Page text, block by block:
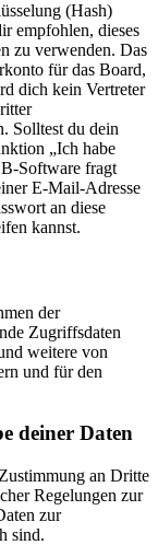
(Hash)
empfohlen, dieses
zu verwenden. Das
für das Board,
dich kein Vertreter
Solltest du dein
„Ich habe
Software fragt
E-Mail-Adresse
an diese
kannst.
der
Zugriffsdaten
weitere von
und für den
deiner Daten
an Dritte
Regelungen zur
zur
sind.